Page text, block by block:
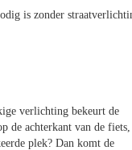
is zonder
verlichting bekeurt de
de achterkant van de fiets,
plek? Dan komt de